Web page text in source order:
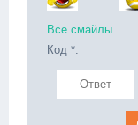
Все смайлы
Код *: